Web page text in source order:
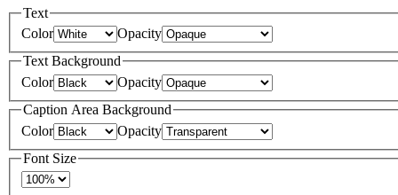
Text
Color
Opacity
Text Background
Color
Opacity
Caption Area Background
Color
Opacity
Font Size
sautées aux
épinards et
pois chiches